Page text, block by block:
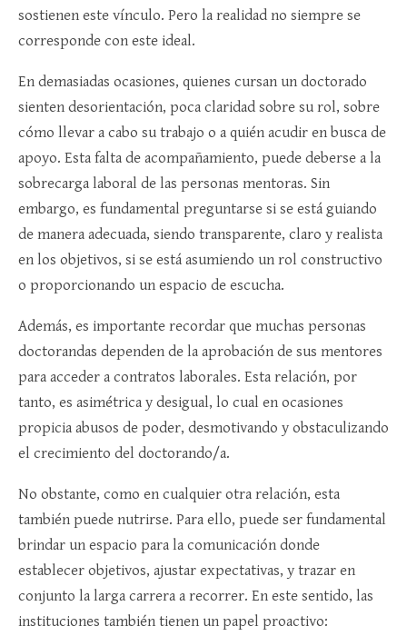
sostienen este vínculo. Pero la realidad no siempre se
corresponde con este ideal.
En demasiadas ocasiones, quienes cursan un doctorado
sienten desorientación, poca claridad sobre su rol, sobre
cómo llevar a cabo su trabajo o a quién acudir en busca de
apoyo. Esta falta de acompañamiento, puede deberse a la
sobrecarga laboral de las personas mentoras. Sin
embargo, es fundamental preguntarse si se está guiando
de manera adecuada, siendo transparente, claro y realista
en los objetivos, si se está asumiendo un rol constructivo
o proporcionando un espacio de escucha.
Además, es importante recordar que muchas personas
doctorandas dependen de la aprobación de sus mentores
para acceder a contratos laborales. Esta relación, por
tanto, es asimétrica y desigual, lo cual en ocasiones
propicia abusos de poder, desmotivando y obstaculizando
el crecimiento del doctorando/a.
No obstante, como en cualquier otra relación, esta
también puede nutrirse. Para ello, puede ser fundamental
brindar un espacio para la comunicación donde
establecer objetivos, ajustar expectativas, y trazar en
conjunto la larga carrera a recorrer. En este sentido, las
instituciones también tienen un papel proactivo: